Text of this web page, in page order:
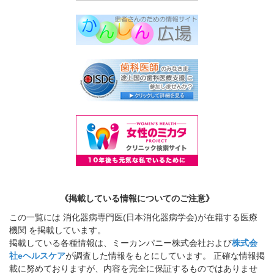
《掲載している情報についてのご注意》
この一覧には 消化器病専門医(日本消化器病学会)が在籍する医療
機関 を掲載しています。
掲載している各種情報は、ミーカンパニー株式会社および株式会
社eヘルスケアが調査した情報をもとにしています。 正確な情報掲
載に努めておりますが、内容を完全に保証するものではありませ